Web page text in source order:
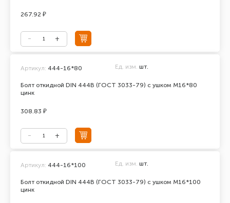
267.92 ₽
Болт откидной DIN 444В (ГОСТ 3033-79) с ушком М16*80
цинк
Артикул: 444-16*80 Ед. изм. шт.
308.83 ₽
Болт откидной DIN 444В (ГОСТ 3033-79) с ушком М16*100
цинк
Артикул: 444-16*100 Ед. изм. шт.